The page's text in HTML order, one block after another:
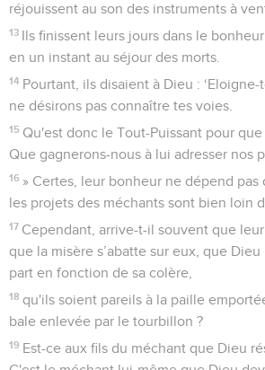
réjouissent au son des instruments à
13 Ils finissent leurs jours dans le
en un instant au séjour des morts.
14 Pourtant, ils disaient à Dieu :
ne désirons pas connaître tes voies.
15 Qu'est donc le Tout-Puissant pour
Que gagnerons-nous à lui adresser nos
16 » Certes, leur bonheur ne dépend pas
les projets des méchants sont bien loin
17 Cependant, arrive-t-il souvent que
que la misère s’abatte sur eux, que
part en fonction de sa colère,
18 qu'ils soient pareils à la paille
bale enlevée par le tourbillon ?
19 Est-ce aux fils du méchant que Dieu